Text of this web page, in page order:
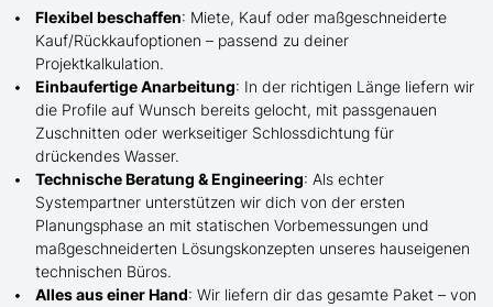
Flexibel beschaffen: Miete, Kauf oder maßgeschneiderte
Kauf/Rückkaufoptionen – passend zu deiner
Projektkalkulation.
Einbaufertige Anarbeitung: In der richtigen Länge liefern wir
die Profile auf Wunsch bereits gelocht, mit passgenauen
Zuschnitten oder werkseitiger Schlossdichtung für
drückendes Wasser.
Technische Beratung & Engineering: Als echter
Systempartner unterstützen wir dich von der ersten
Planungsphase an mit statischen Vorbemessungen und
maßgeschneiderten Lösungskonzepten unseres hauseigenen
technischen Büros.
Alles aus einer Hand: Wir liefern dir das gesamte Paket – von